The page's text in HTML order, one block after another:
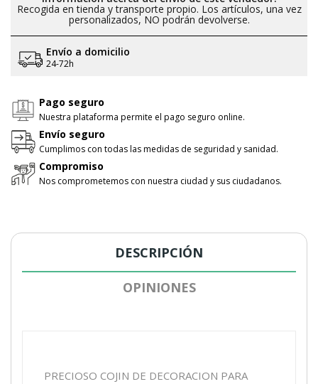
Recogida en tienda y transporte propio. Los artículos, una vez
personalizados, NO podrán devolverse.
Envío a domicilio
24-72h
Pago seguro
Nuestra plataforma permite el pago seguro online.
Envío seguro
Cumplimos con todas las medidas de seguridad y sanidad.
Compromiso
Nos comprometemos con nuestra ciudad y sus ciudadanos.
DESCRIPCIÓN
OPINIONES
PRECIOSO COJIN DE DECORACION PARA